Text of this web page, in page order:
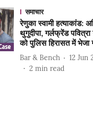
समाचार
रेणुका स्वामी हत्याकांड:
थुगुदीपा, गर्लफ्रेंड
को पुलिस हिरासत में भेजा
Bar & Bench
12 Jun
2 min read